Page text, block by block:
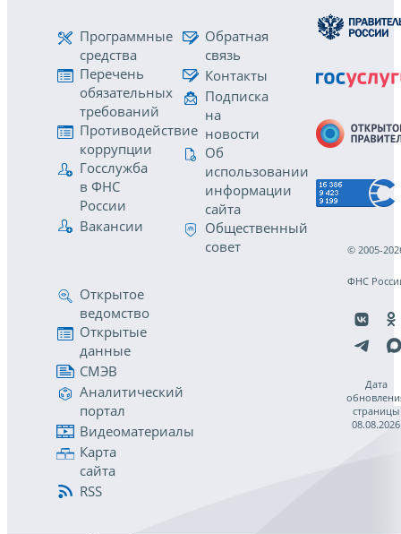
Программные
средства
Перечень
обязательных
требований
Противодействие
коррупции
Госслужба
в ФНС
России
Вакансии
Обратная
связь
Контакты
Подписка
на
новости
Об
использовании
информации
сайта
Общественный
совет
Открытое
ведомство
Открытые
данные
СМЭВ
Аналитический
портал
Видеоматериалы
Карта
сайта
RSS
© 2005-
ФНС
Дата
страницы
08.08.2026